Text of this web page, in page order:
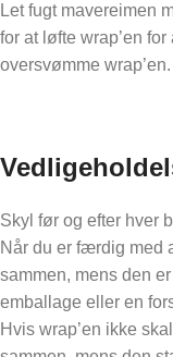
Let fugt mavereimen
for at løfte wrap’en
oversvømme wrap’en.
Skyl før og efter hver
Når du er færdig med
sammen, mens den
emballage eller en
Hvis wrap’en ikke